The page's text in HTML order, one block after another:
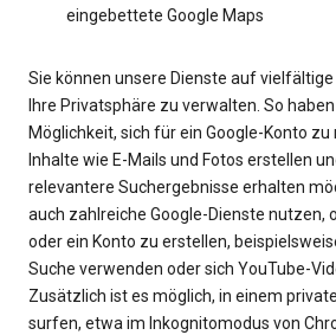
eingebettete Google Maps
Sie können unsere Dienste auf
Ihre Privatsphäre zu verwalten. So
Möglichkeit, sich für ein Google-Konto
Inhalte wie E-Mails und Fotos erstellen
relevantere Suchergebnisse erhalten
auch zahlreiche Google-Dienste nutzen,
oder ein Konto zu erstellen,
Suche verwenden oder sich YouTube-
Zusätzlich ist es möglich, in einem
surfen, etwa im Inkognitomodus von